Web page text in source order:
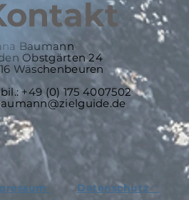
Baumann
Obstgärten 24
Wäschenbeuren
+49 (0) 175 4007502
Datenschutz